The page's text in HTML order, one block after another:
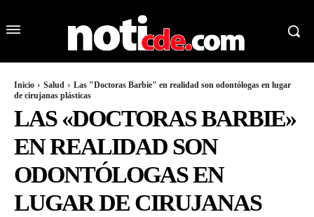
Inicio Salud
Las "Doctoras Barbie" en realidad son odontólogas en lugar
de cirujanas plásticas
LAS «DOCTORAS BARBIE»
EN REALIDAD SON
ODONTÓLOGAS EN
LUGAR DE CIRUJANAS